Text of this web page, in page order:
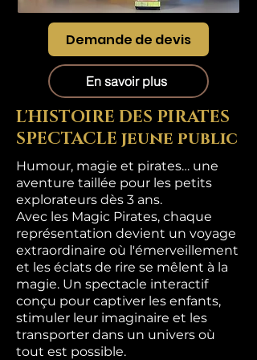
Demande de devis
En savoir plus
L'HISTOIRE DES PIRATES
SPECTACLE jeune public
Humour, magie et pirates… une
aventure taillée pour les petits
explorateurs dès 3 ans.
Avec les Magic Pirates, chaque
représentation devient un voyage
extraordinaire où l'émerveillement
et les éclats de rire se mêlent à la
magie. Un spectacle interactif
conçu pour captiver les enfants,
stimuler leur imaginaire et les
transporter dans un univers où
tout est possible.